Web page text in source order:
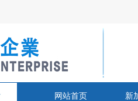
网站首页 新